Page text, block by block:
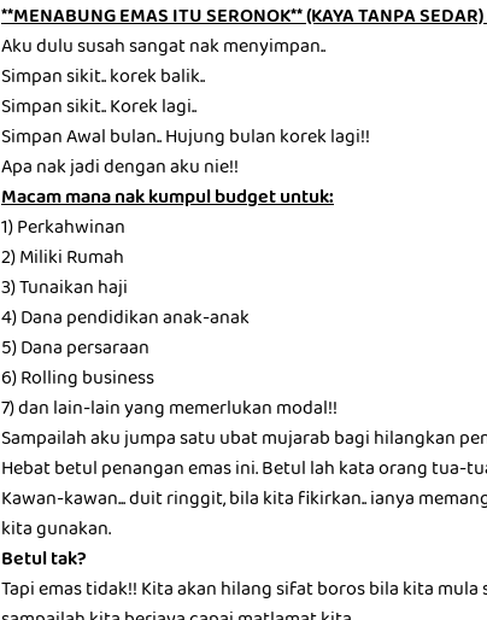
**MENABUNG EMAS ITU SERONOK** (KAYA TANPA SEDAR)
Aku dulu susah sangat nak menyimpan..
Simpan sikit.. korek balik..
Simpan sikit.. Korek lagi..
Simpan Awal bulan.. Hujung bulan korek lagi!!
Apa nak jadi dengan aku nie!!
Macam mana nak kumpul budget untuk:
1) Perkahwinan
2) Miliki Rumah
3) Tunaikan haji
4) Dana pendidikan anak-anak
5) Dana persaraan
6) Rolling business
7) dan lain-lain yang memerlukan modal!!
Sampailah aku jumpa satu ubat mujarab bagi hilangkan
Hebat betul penangan emas ini. Betul lah kata orang tua-
Kawan-kawan... duit ringgit, bila kita fikirkan.. ianya
kita gunakan.
Betul tak?
Tapi emas tidak!! Kita akan hilang sifat boros bila kita